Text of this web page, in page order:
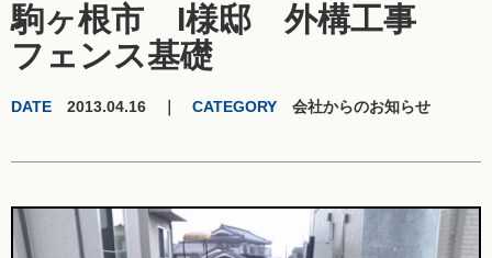
駒ヶ根市 I様邸 外構工事
フェンス基礎
DATE 2013.04.16 ｜ CATEGORY 会社からのお知らせ